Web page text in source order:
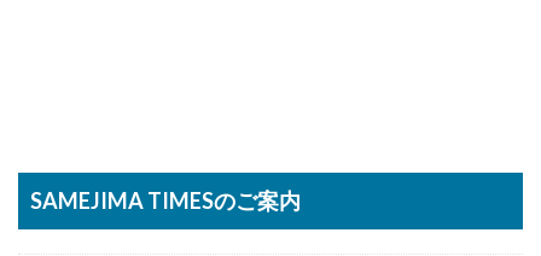
SAMEJIMA TIMESのご案内